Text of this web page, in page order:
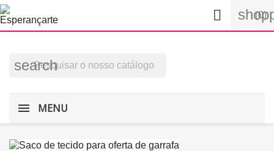
(0)

search
MENU